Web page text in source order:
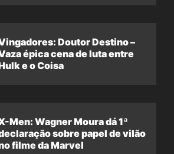
Doutor Destino –
épica cena de luta entre
e o Coisa
Men: Wagner Moura dá 1ª
sobre papel de vilão
filme da Marvel